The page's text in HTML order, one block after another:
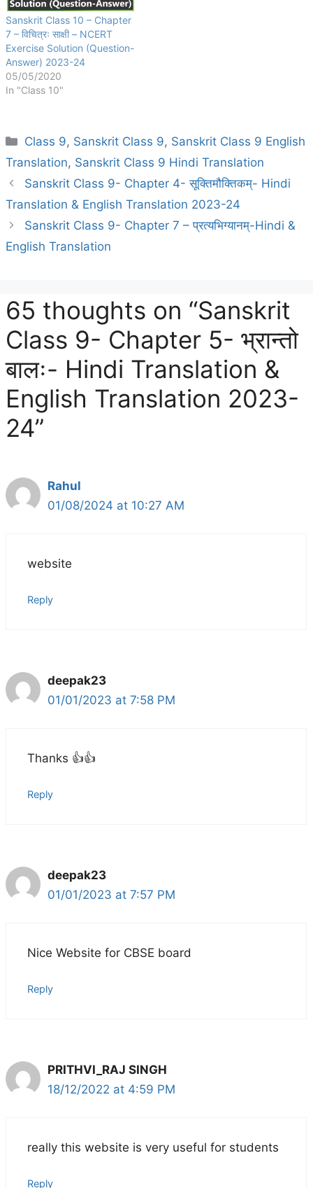
Sanskrit Class 10 – Chapter
7 – विचित्रः साक्षी – NCERT
Exercise Solution (Question-
Answer) 2023-24
05/05/2020
In "Class 10"
Categories
Class 9, Sanskrit Class 9, Sanskrit Class 9 English
Translation, Sanskrit Class 9 Hindi Translation
Sanskrit Class 9- Chapter 4- सूक्तिमौक्तिकम्- Hindi
Translation & English Translation 2023-24
Sanskrit Class 9- Chapter 7 – प्रत्यभिग्यानम्-Hindi &
English Translation
65 thoughts on “Sanskrit
Class 9- Chapter 5- भ्रान्तो
बालः- Hindi Translation &
English Translation 2023-
24”
Rahul
01/08/2024 at 10:27 AM
website
Reply
deepak23
01/01/2023 at 7:58 PM
Thanks 👍👍
Reply
deepak23
01/01/2023 at 7:57 PM
Nice Website for CBSE board
Reply
PRITHVI_RAJ SINGH
18/12/2022 at 4:59 PM
really this website is very useful for students
Reply